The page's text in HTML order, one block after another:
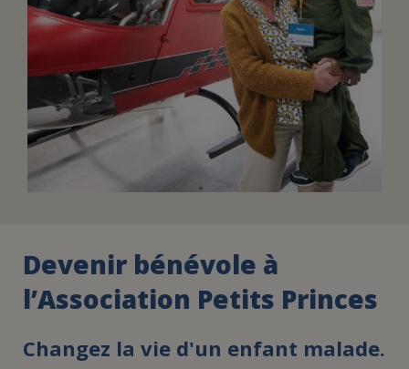
Devenir bénévole à
l’Association Petits Princes
Changez la vie d'un enfant malade.